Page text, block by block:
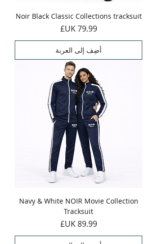
Noir Black Classic Collections tracksuit
السعر‏79.99 UK£
أضِف إلى العربة
Navy & White NOIR Movie Collection
Tracksuit
السعر‏89.99 UK£